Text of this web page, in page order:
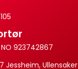
923742867
Jessheim, Ullensaker